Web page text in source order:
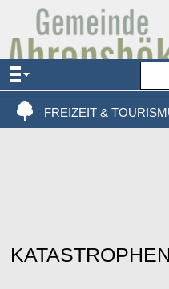
AKTUELLES &
VERWALTUNG &
FREIZEIT &